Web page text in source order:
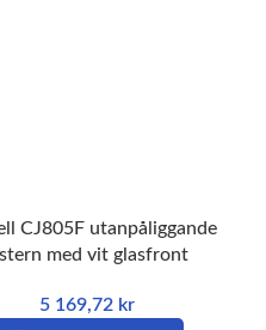
CJ805F utanpåliggande
med vit glasfront
5 169,72 kr